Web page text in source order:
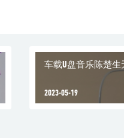
车载U盘音乐陈楚
2023-05-19